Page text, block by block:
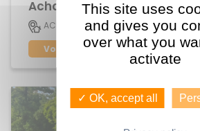
ACIGNE 4
73 M2
Voir le bien
This site uses
and gives you
over what you
activate
✓ OK, accept all